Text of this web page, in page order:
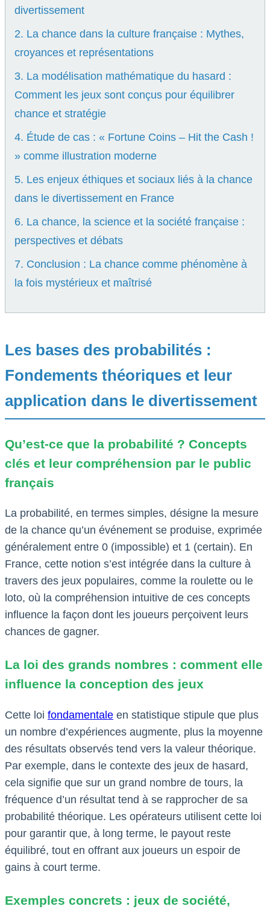
divertissement
2. La chance dans la culture française : Mythes,
croyances et représentations
3. La modélisation mathématique du hasard :
Comment les jeux sont conçus pour équilibrer
chance et stratégie
4. Étude de cas : « Fortune Coins – Hit the Cash !
» comme illustration moderne
5. Les enjeux éthiques et sociaux liés à la chance
dans le divertissement en France
6. La chance, la science et la société française :
perspectives et débats
7. Conclusion : La chance comme phénomène à
la fois mystérieux et maîtrisé
Les bases des probabilités :
Fondements théoriques et leur
application dans le divertissement
Qu’est-ce que la probabilité ? Concepts
clés et leur compréhension par le public
français
La probabilité, en termes simples, désigne la mesure
de la chance qu’un événement se produise, exprimée
généralement entre 0 (impossible) et 1 (certain). En
France, cette notion s’est intégrée dans la culture à
travers des jeux populaires, comme la roulette ou le
loto, où la compréhension intuitive de ces concepts
influence la façon dont les joueurs perçoivent leurs
chances de gagner.
La loi des grands nombres : comment elle
influence la conception des jeux
Cette loi fondamentale en statistique stipule que plus
un nombre d’expériences augmente, plus la moyenne
des résultats observés tend vers la valeur théorique.
Par exemple, dans le contexte des jeux de hasard,
cela signifie que sur un grand nombre de tours, la
fréquence d’un résultat tend à se rapprocher de sa
probabilité théorique. Les opérateurs utilisent cette loi
pour garantir que, à long terme, le payout reste
équilibré, tout en offrant aux joueurs un espoir de
gains à court terme.
Exemples concrets : jeux de société,